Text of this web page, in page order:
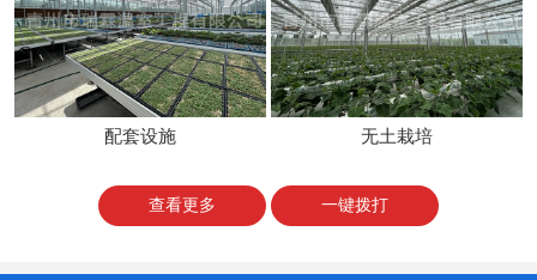
配套设施 无土栽培
查看更多 一键拨打